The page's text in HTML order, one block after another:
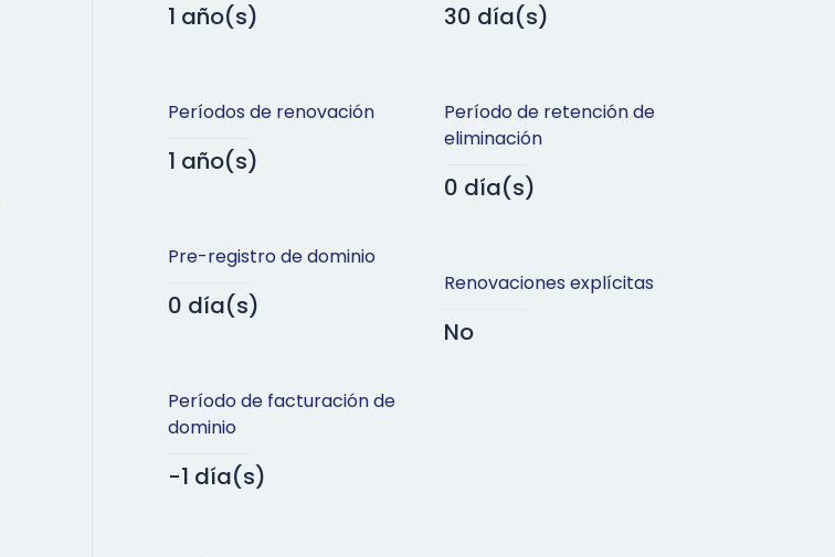
1 año(s)
Períodos de renovación
1 año(s)
Pre-registro de dominio
0 día(s)
Período de facturación de
dominio
-1 día(s)
30 día(s)
Período de retención de
eliminación
0 día(s)
Renovaciones explícitas
No